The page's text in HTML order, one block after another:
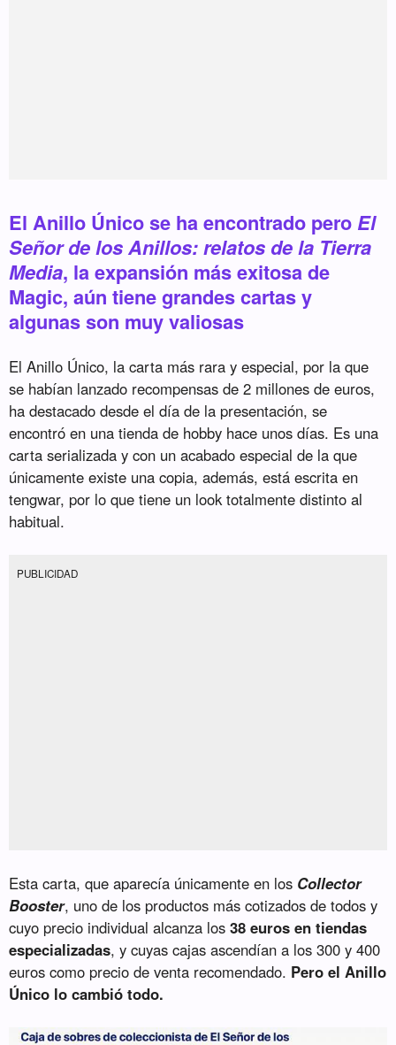
El Anillo Único se ha encontrado pero El
Señor de los Anillos: relatos de la Tierra
Media, la expansión más exitosa de
Magic, aún tiene grandes cartas y
algunas son muy valiosas
El Anillo Único, la carta más rara y especial, por la que
se habían lanzado recompensas de 2 millones de euros,
ha destacado desde el día de la presentación, se
encontró en una tienda de hobby hace unos días. Es una
carta serializada y con un acabado especial de la que
únicamente existe una copia, además, está escrita en
tengwar, por lo que tiene un look totalmente distinto al
habitual.
PUBLICIDAD
Esta carta, que aparecía únicamente en los Collector
Booster, uno de los productos más cotizados de todos y
cuyo precio individual alcanza los38 euros en tiendas
especializadas, y cuyas cajas ascendían a los 300 y 400
euros como precio de venta recomendado. Pero el Anillo
Único lo cambió todo.